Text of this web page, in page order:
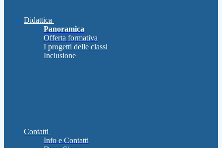
Didattica
Panoramica
Offerta formativa
I progetti delle classi
Inclusione
Contatti
Info e Contatti